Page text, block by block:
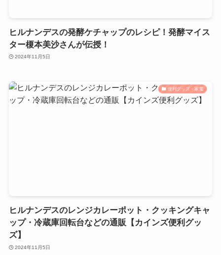
ヒルナンデスの発酵ケチャップのレシピ！発酵マイス
ター榎本美沙さんが伝授！
2024年11月5日
便利グッズ・家電
ヒルナンデスのレンジカレーポット・クッキングキャ
ップ・冷蔵庫回転台などの通販【カインズ便利グッ
ズ】
2024年11月5日